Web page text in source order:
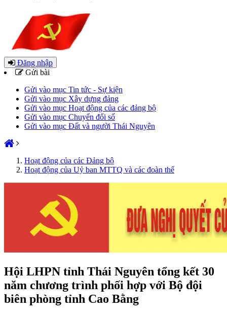
Đăng nhập
Gửi bài
Gửi vào mục Tin tức - Sự kiện
Gửi vào mục Xây dựng đảng
Gửi vào mục Hoạt động của các đảng bộ
Gửi vào mục Chuyển đổi số
Gửi vào mục Đất và người Thái Nguyên
Hoạt động của các Đảng bộ
Hoạt động của Uỷ ban MTTQ và các đoàn thể
Hội LHPN tỉnh Thái Nguyên tổng kết 30
năm chương trình phối hợp với Bộ đội
biên phòng tỉnh Cao Bằng